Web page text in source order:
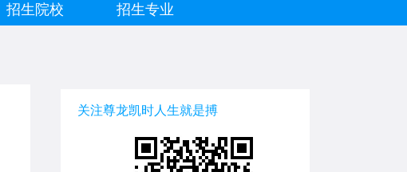
招生院校 招生专业
关注尊龙凯时人生就是搏